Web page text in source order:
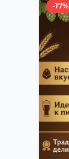
-17%